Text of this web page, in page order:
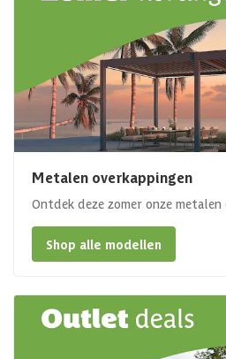
Metalen overkappingen
Ontdek deze zomer onze metalen
Shop alle modellen